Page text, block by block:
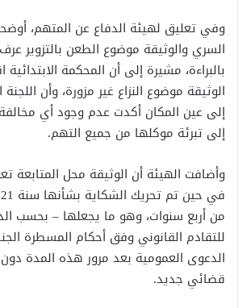
وفي تعليق لهيئة الدفاع عن المتهم،
السري والوثيقة موضوع الطعن بالتزوير عرف
بالبراءة، مشيرة إلى أن المحكمة الابتدائية
الوثيقة موضوع النزاع غير مزورة، وأن
إلى عين المكان أكدت عدم وجود أي
إلى تبرئة موكلها من جميع التهم.
من أربع سنوات، وهو ما يجعلها – بحسب
للتقادم القانوني وفق أحكام المسطرة
الدعوى العمومية بعد مرور هذه المدة دون
قضائي جديد.